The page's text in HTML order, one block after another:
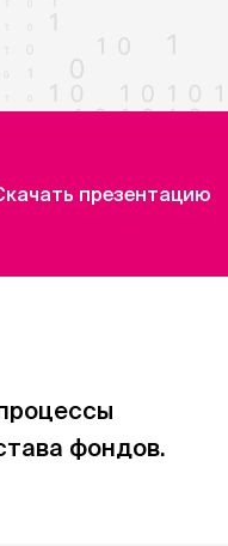
презентацию
фондов.